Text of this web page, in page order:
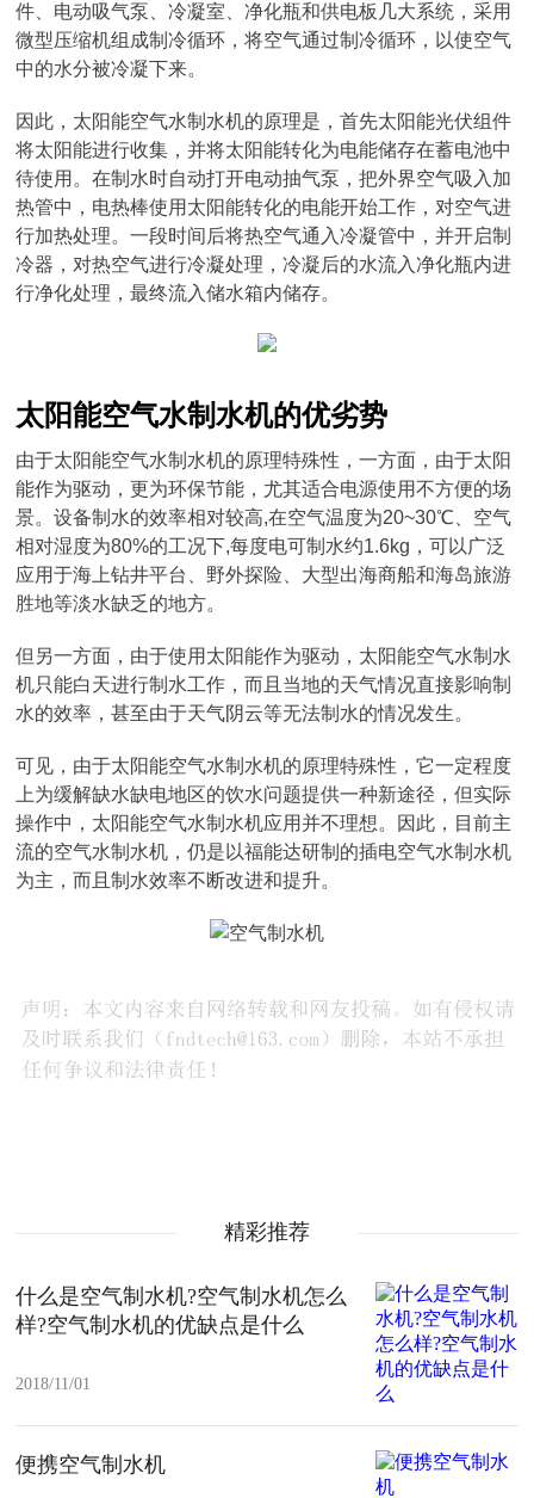
件、电动吸气泵、冷凝室、净化瓶和供电板几大系统，采用
微型压缩机组成制冷循环，将空气通过制冷循环，以使空气
中的水分被冷凝下来。
因此，太阳能空气水制水机的原理是，首先太阳能光伏组件
将太阳能进行收集，并将太阳能转化为电能储存在蓄电池中
待使用。在制水时自动打开电动抽气泵，把外界空气吸入加
热管中，电热棒使用太阳能转化的电能开始工作，对空气进
行加热处理。一段时间后将热空气通入冷凝管中，并开启制
冷器，对热空气进行冷凝处理，冷凝后的水流入净化瓶内进
行净化处理，最终流入储水箱内储存。
太阳能空气水制水机的优劣势
由于太阳能空气水制水机的原理特殊性，一方面，由于太阳
能作为驱动，更为环保节能，尤其适合电源使用不方便的场
景。设备制水的效率相对较高,在空气温度为20~30℃、空气
相对湿度为80%的工况下,每度电可制水约1.6kg，可以广泛
应用于海上钻井平台、野外探险、大型出海商船和海岛旅游
胜地等淡水缺乏的地方。
但另一方面，由于使用太阳能作为驱动，太阳能空气水制水
机只能白天进行制水工作，而且当地的天气情况直接影响制
水的效率，甚至由于天气阴云等无法制水的情况发生。
可见，由于太阳能空气水制水机的原理特殊性，它一定程度
上为缓解缺水缺电地区的饮水问题提供一种新途径，但实际
操作中，太阳能空气水制水机应用并不理想。因此，目前主
流的空气水制水机，仍是以福能达研制的插电空气水制水机
为主，而且制水效率不断改进和提升。
精彩推荐
什么是空气制水机?空气制水机怎么
样?空气制水机的优缺点是什么
2018/11/01
便携空气制水机